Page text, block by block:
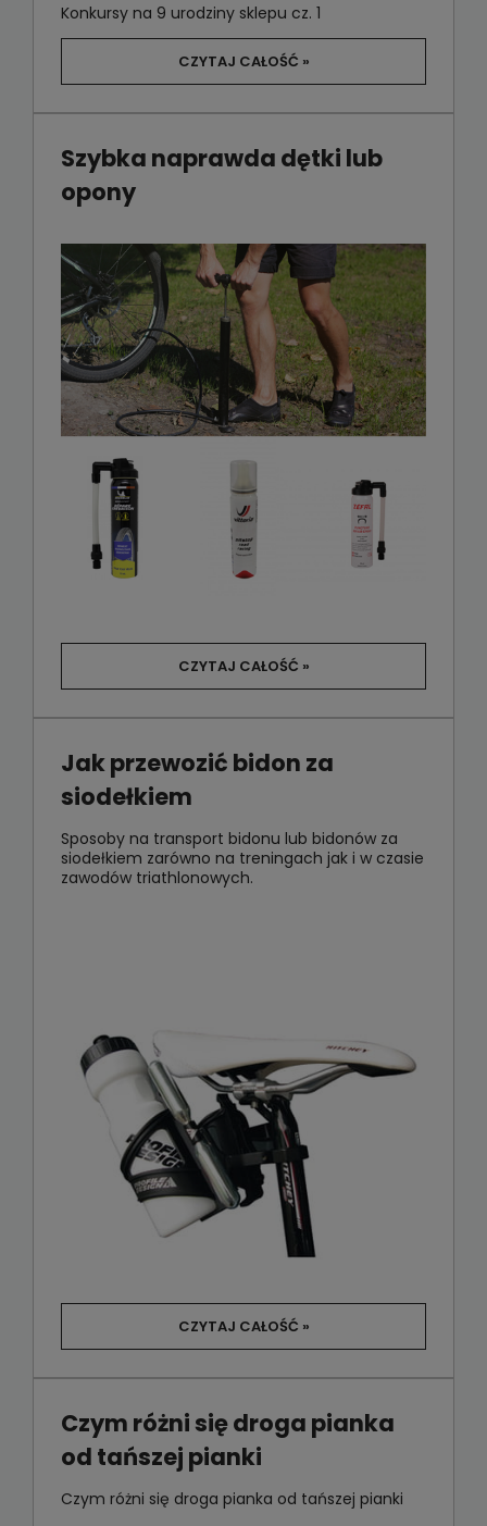
Konkursy na 9 urodziny sklepu cz. 1
CZYTAJ CAŁOŚĆ »
Szybka naprawda dętki lub
opony
CZYTAJ CAŁOŚĆ »
Jak przewozić bidon za
siodełkiem
Sposoby na transport bidonu lub bidonów za
siodełkiem zarówno na treningach jak i w czasie
zawodów triathlonowych.
CZYTAJ CAŁOŚĆ »
Czym różni się droga pianka
od tańszej pianki
Czym różni się droga pianka od tańszej pianki